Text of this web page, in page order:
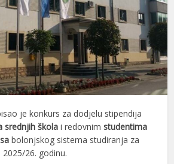
je konkurs za dodjelu stipendija
srednjih škola i redovnimstudentima
bolonjskog sistema studiranja za
26. godinu.